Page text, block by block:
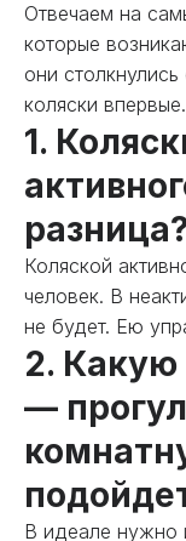
Отвечаем на
которые
они
коляски впервые.
1.
Коляской
человек. В
не будет. Ею
2. Какую
—
В идеале нужно